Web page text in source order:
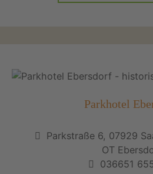
Parkhotel
Parkstraße 6, 07929
OT
036651